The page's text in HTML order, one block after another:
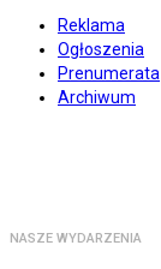
Reklama
Ogłoszenia
Prenumerata
Archiwum
NASZE WYDARZENIA